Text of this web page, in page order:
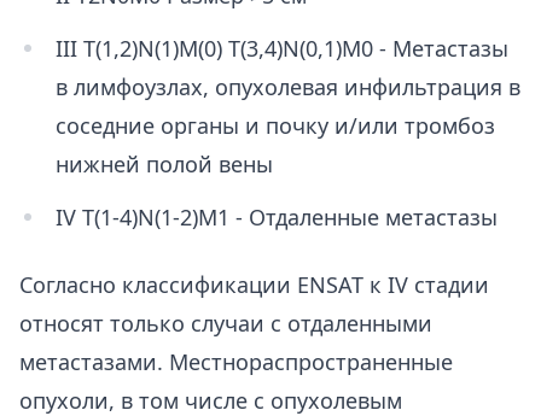
III T(1,2)N(1)M(0) T(3,4)N(0,1)M0 - Метастазы
в лимфоузлах, опухолевая инфильтрация в
соседние органы и почку и/или тромбоз
нижней полой вены
IV T(1-4)N(1-2)M1 - Отдаленные метастазы
Согласно классификации ENSAT к IV стадии
относят только случаи с отдаленными
метастазами. Местнораспространенные
опухоли, в том числе с опухолевым